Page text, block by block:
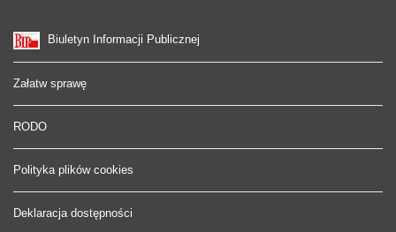
Biuletyn Informacji Publicznej
Załatw sprawę
RODO
Polityka plików cookies
Deklaracja dostępności